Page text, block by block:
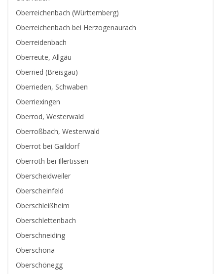
Oberreichenbach (Württemberg)
Oberreichenbach bei Herzogenaurach
Oberreidenbach
Oberreute, Allgäu
Oberried (Breisgau)
Oberrieden, Schwaben
Oberriexingen
Oberrod, Westerwald
Oberroßbach, Westerwald
Oberrot bei Gaildorf
Oberroth bei Illertissen
Oberscheidweiler
Oberscheinfeld
Oberschleißheim
Oberschlettenbach
Oberschneiding
Oberschöna
Oberschönegg